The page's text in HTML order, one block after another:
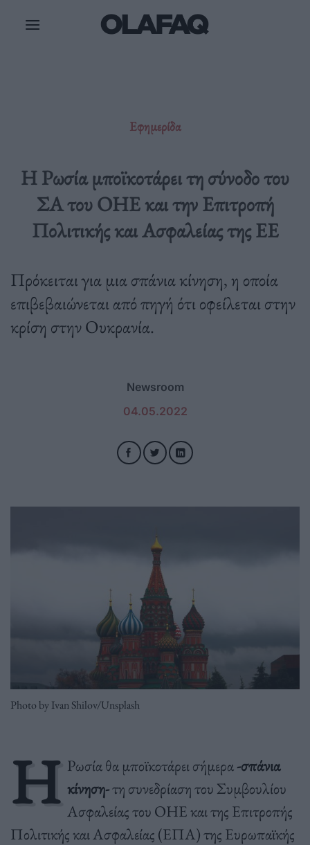
Εφημερίδα
Η Ρωσία μποϊκοτάρει τη σύνοδο του
ΣΑ του ΟΗΕ και την Επιτροπή
Πολιτικής και Ασφαλείας της ΕΕ
Πρόκειται για μια σπάνια κίνηση, η οποία
επιβεβαιώνεται από πηγή ότι οφείλεται στην
κρίση στην Ουκρανία.
Newsroom
04.05.2022
Photo by Ivan Shilov/Unsplash
Η Ρωσία θα μποϊκοτάρει σήμερα-σπάνια
κίνηση-τη συνεδρίαση του Συμβουλίου
Ασφαλείας του ΟΗΕ και της Επιτροπής
Πολιτικής και Ασφαλείας (ΕΠΑ) της Ευρωπαϊκής